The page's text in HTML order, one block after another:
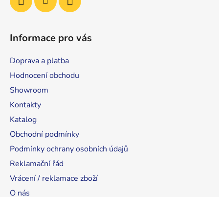
Informace pro vás
Doprava a platba
Hodnocení obchodu
Showroom
Kontakty
Katalog
Obchodní podmínky
Podmínky ochrany osobních údajů
Reklamační řád
Vrácení / reklamace zboží
O nás